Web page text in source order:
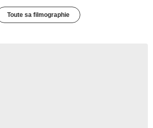
Toute sa filmographie